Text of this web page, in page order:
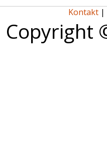
Kontakt |
Copyright